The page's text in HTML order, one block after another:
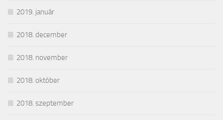
2019. január
2018. december
2018. november
2018. október
2018. szeptember